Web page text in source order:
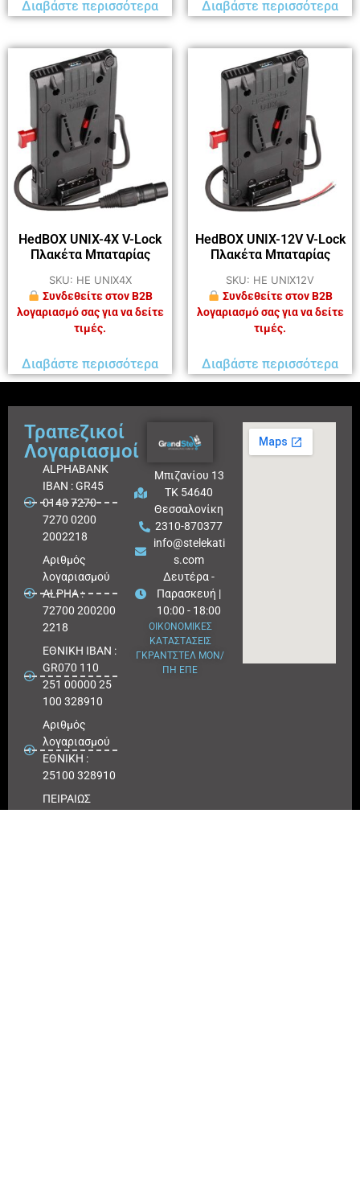
Διαβάστε περισσότερα Διαβάστε περισσότερα
HedBOX UNIX-4X V-Lock
Πλακέτα Μπαταρίας
SKU: HE UNIX4X
Συνδεθείτε στον B2B
λογαριασμό σας για να δείτε
τιμές.
Διαβάστε περισσότερα
HedBOX UNIX-12V V-Lock
Πλακέτα Μπαταρίας
SKU: HE UNIX12V
Συνδεθείτε στον B2B
λογαριασμό σας για να δείτε
τιμές.
Διαβάστε περισσότερα
Τραπεζικοί
Λογαριασμοί
ALPHABANK
IBAN : GR45
0140 7270
7270 0200
2002218
Aριθμός
λογαριασμού
ALPHA :
72700 200200
2218
ΕΘΝΙΚΗ ΙΒΑΝ :
GR070 110
251 00000 25
100 328910
Αριθμός
λογαριασμού
ΕΘΝΙΚΗ :
25100 328910
ΠΕΙΡΑΙΩΣ
Μπιζανίου 13
ΤΚ 54640
Θεσσαλονίκη
2310-870377
info@stelekati
s.com
Δευτέρα -
Παρασκευή |
10:00 - 18:00
ΟΙΚΟΝΟΜΙΚΕΣ
ΚΑΤΑΣΤΑΣΕΙΣ
ΓΚΡΑΝΤΣΤΕΛ ΜΟΝ/
ΠΗ ΕΠΕ